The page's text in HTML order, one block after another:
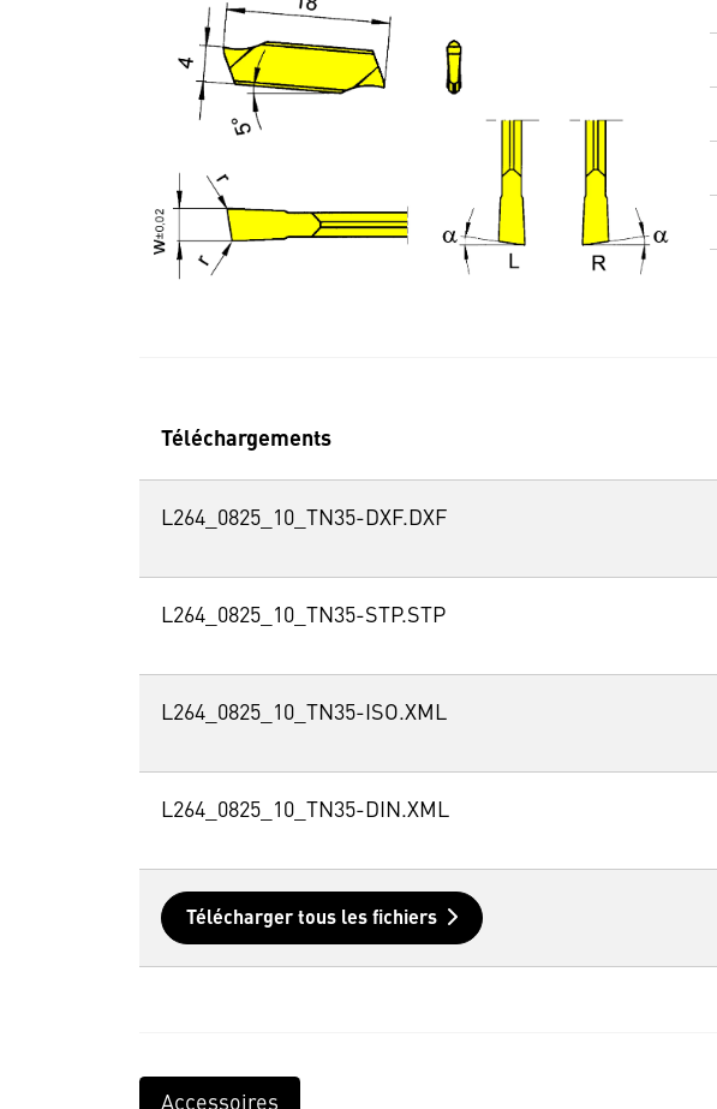
Téléchargements
L264_0825_10_TN35-DXF.DXF
L264_0825_10_TN35-STP.STP
L264_0825_10_TN35-ISO.XML
L264_0825_10_TN35-DIN.XML
Télécharger tous les fichiers
Accessoires